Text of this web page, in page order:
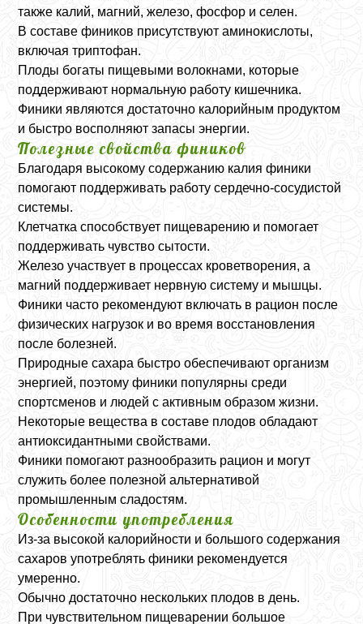
также калий, магний, железо, фосфор и селен.
В составе фиников присутствуют аминокислоты,
включая триптофан.
Плоды богаты пищевыми волокнами, которые
поддерживают нормальную работу кишечника.
Финики являются достаточно калорийным продуктом
и быстро восполняют запасы энергии.
Полезные свойства фиников
Благодаря высокому содержанию калия финики
помогают поддерживать работу сердечно-сосудистой
системы.
Клетчатка способствует пищеварению и помогает
поддерживать чувство сытости.
Железо участвует в процессах кроветворения, а
магний поддерживает нервную систему и мышцы.
Финики часто рекомендуют включать в рацион после
физических нагрузок и во время восстановления
после болезней.
Природные сахара быстро обеспечивают организм
энергией, поэтому финики популярны среди
спортсменов и людей с активным образом жизни.
Некоторые вещества в составе плодов обладают
антиоксидантными свойствами.
Финики помогают разнообразить рацион и могут
служить более полезной альтернативой
промышленным сладостям.
Особенности употребления
Из-за высокой калорийности и большого содержания
сахаров употреблять финики рекомендуется
умеренно.
Обычно достаточно нескольких плодов в день.
При чувствительном пищеварении большое